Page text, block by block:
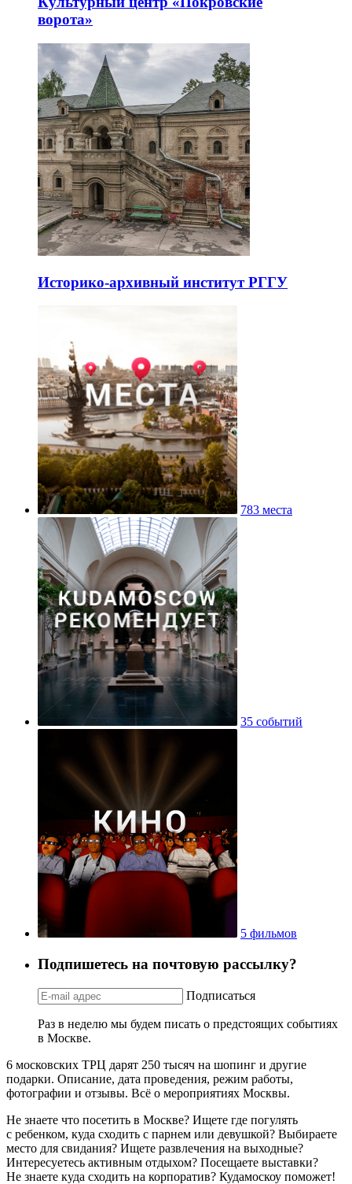
ворота»
Историко-архивный институт РГГУ
783 места
35 событий
5 фильмов
Подпишетесь на почтовую рассылку?
Подписаться
Раз в неделю мы будем писать о предстоящих событиях
в Москве.
6 московских ТРЦ дарят 250 тысяч на шопинг и другие
подарки. Описание, дата проведения, режим работы,
фотографии и отзывы. Всё о мероприятиях Москвы.
Не знаете что посетить в Москве? Ищете где погулять
с ребенком, куда сходить с парнем или девушкой? Выбираете
место для свидания? Ищете развлечения на выходные?
Интересуетесь активным отдыхом? Посещаете выставки?
Не знаете куда сходить на корпоратив? Кудамоскоу поможет!